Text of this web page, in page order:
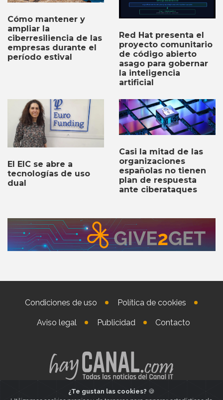
Cómo mantener y
ampliar la
ciberresiliencia de las
empresas durante el
período estival
Red Hat presenta el
proyecto comunitario
de código abierto
asago para gobernar
la inteligencia
artificial
El EIC se abre a
tecnologías de uso
dual
Casi la mitad de las
organizaciones
españolas no tienen
plan de respuesta
ante ciberataques
Condiciones de uso Política de cookies
Aviso legal Publicidad Contacto
¿Te gustan las cookies? 🍪